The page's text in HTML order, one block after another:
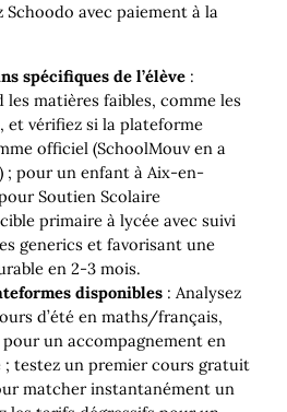
avec paiement à la
spécifiques de l’élève :
les matières faibles, comme les
et vérifiez si la plateforme
officiel (SchoolMouv en a
; pour un enfant à Aix-en-
Soutien Scolaire
primaire à lycée avec suivi
generics et favorisant une
en 2-3 mois.
disponibles : Analysez
d’été en maths/français,
un accompagnement en
testez un premier cours gratuit
matcher instantanément un